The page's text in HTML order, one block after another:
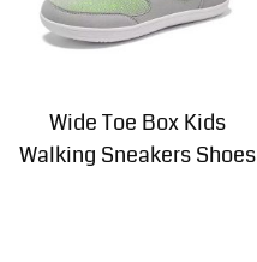
Wide Toe Box Kids
Walking Sneakers Shoes